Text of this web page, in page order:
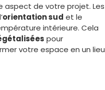
aspect de votre projet. Les
orientation sud et le
intérieure. Cela
pour
votre espace en un lieu